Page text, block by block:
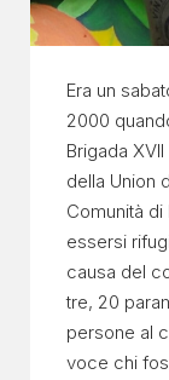
Era un
2000
Brigada
della Union
Comunità
essersi
causa del
tre, 20
persone al
voce chi